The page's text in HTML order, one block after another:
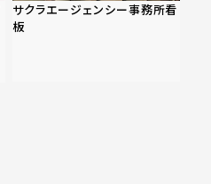
サクラエージェンシー事務所看
板